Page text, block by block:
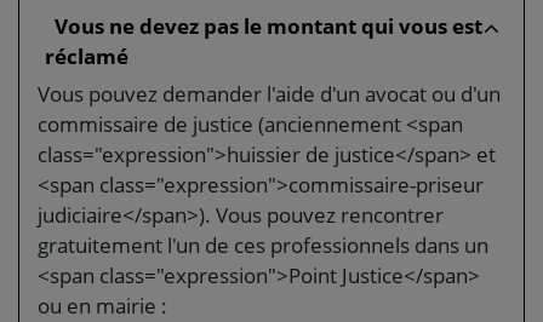
Vous ne devez pas le montant qui vous est
réclamé
Vous pouvez demander l'aide d'un avocat ou d'un
commissaire de justice (anciennement <span
class="expression">huissier de justice</span> et
<span class="expression">commissaire-priseur
judiciaire</span>). Vous pouvez rencontrer
gratuitement l'un de ces professionnels dans un
<span class="expression">Point Justice</span>
ou en mairie :